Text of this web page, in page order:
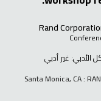
Rand
الأدبي: غير أدبي
Santa Monica, CA :